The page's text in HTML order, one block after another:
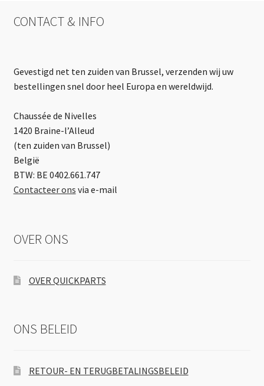
CONTACT & INFO
Gevestigd net ten zuiden van Brussel, verzenden wij uw
bestellingen snel door heel Europa en wereldwijd.
Chaussée de Nivelles
1420 Braine-l’Alleud
(ten zuiden van Brussel)
België
BTW: BE 0402.661.747
Contacteer ons via e-mail
OVER ONS
OVER QUICKPARTS
ONS BELEID
RETOUR- EN TERUGBETALINGSBELEID